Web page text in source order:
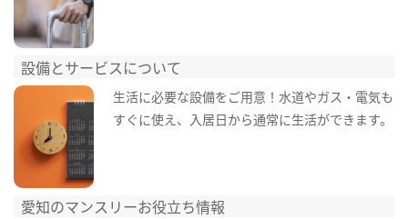
設備とサービスについて
生活に必要な設備をご用意！水道やガス・電気も
すぐに使え、入居日から通常に生活ができます。
愛知のマンスリーお役立ち情報